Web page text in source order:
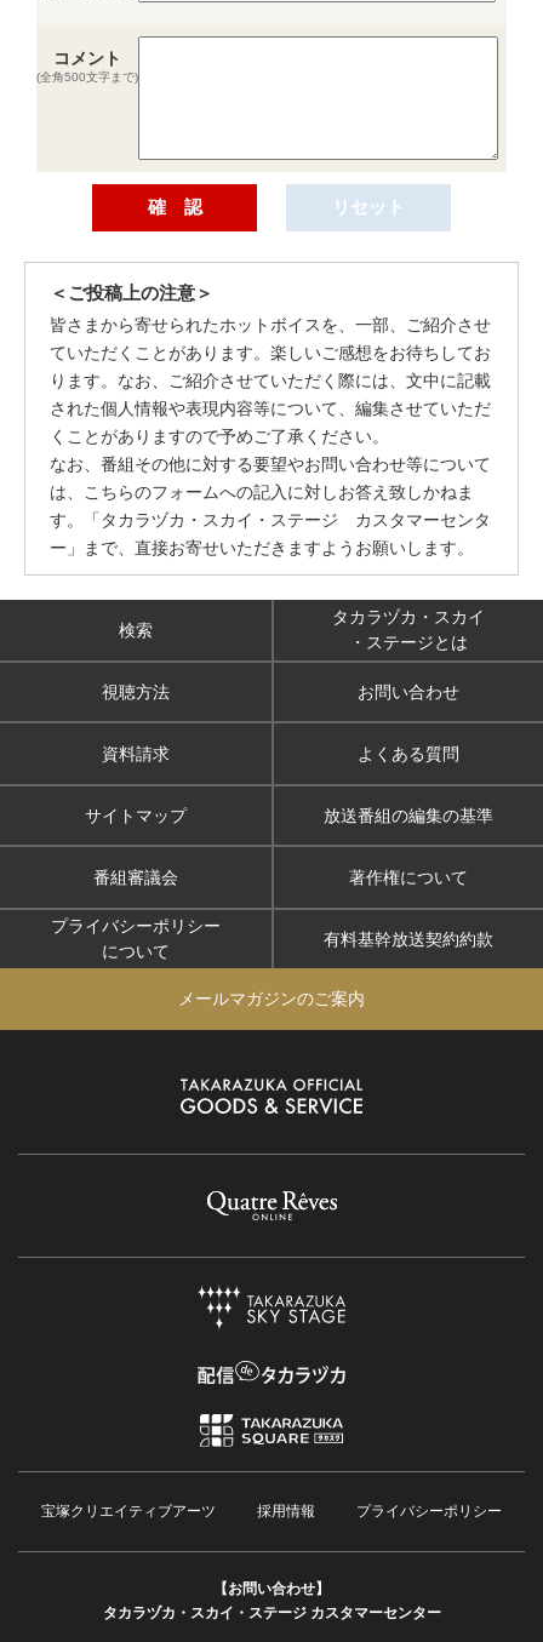
コメント
(全角500文字まで)
＜ご投稿上の注意＞
皆さまから寄せられたホットボイスを、一部、ご紹介させ
ていただくことがあります。楽しいご感想をお待ちしてお
ります。なお、ご紹介させていただく際には、文中に記載
された個人情報や表現内容等について、編集させていただ
くことがありますので予めご了承ください。
なお、番組その他に対する要望やお問い合わせ等について
は、こちらのフォームへの記入に対しお答え致しかねま
す。「タカラヅカ・スカイ・ステージ カスタマーセンタ
ー」まで、直接お寄せいただきますようお願いします。
検索
タカラヅカ・スカイ
・ステージとは
視聴方法 お問い合わせ
資料請求 よくある質問
サイトマップ 放送番組の編集の基準
番組審議会 著作権について
プライバシーポリシー
について
有料基幹放送契約約款
メールマガジンのご案内
宝塚クリエイティブアーツ 採用情報 プライバシーポリシー
【お問い合わせ】
タカラヅカ・スカイ・ステージ カスタマーセンター